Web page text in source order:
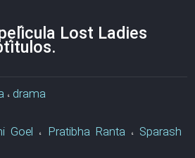
Lost Ladies
، drama
Goel ، Pratibha Ranta ، Sparash